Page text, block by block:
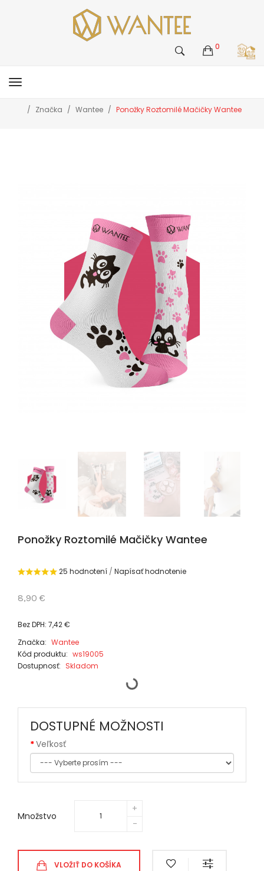
0
Značka Wantee Ponožky Roztomilé Mačičky Wantee
Ponožky Roztomilé Mačičky Wantee
25 hodnotení / Napísať hodnotenie
8,90 €
Bez DPH: 7,42 €
Značka: Wantee
Kód produktu: ws19005
Dostupnosť: Skladom
DOSTUPNÉ MOŽNOSTI
Veľkosť
Množstvo
VLOŽIŤ DO KOŠÍKA